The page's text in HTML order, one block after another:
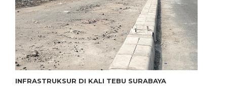
INFRASTRUKSUR DI KALI TEBU SURABAYA